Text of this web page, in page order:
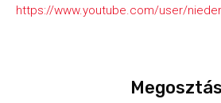
https://www.youtube.com/user/